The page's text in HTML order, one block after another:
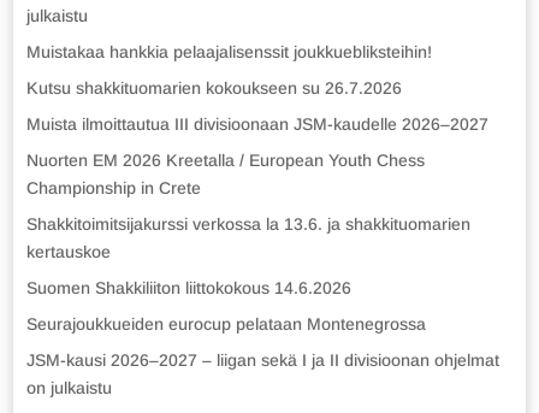
julkaistu
Muistakaa hankkia pelaajalisenssit joukkuebliksteihin!
Kutsu shakkituomarien kokoukseen su 26.7.2026
Muista ilmoittautua III divisioonaan JSM-kaudelle 2026–2027
Nuorten EM 2026 Kreetalla / European Youth Chess
Championship in Crete
Shakkitoimitsijakurssi verkossa la 13.6. ja shakkituomarien
kertauskoe
Suomen Shakkiliiton liittokokous 14.6.2026
Seurajoukkueiden eurocup pelataan Montenegrossa
JSM-kausi 2026–2027 – liigan sekä I ja II divisioonan ohjelmat
on julkaistu